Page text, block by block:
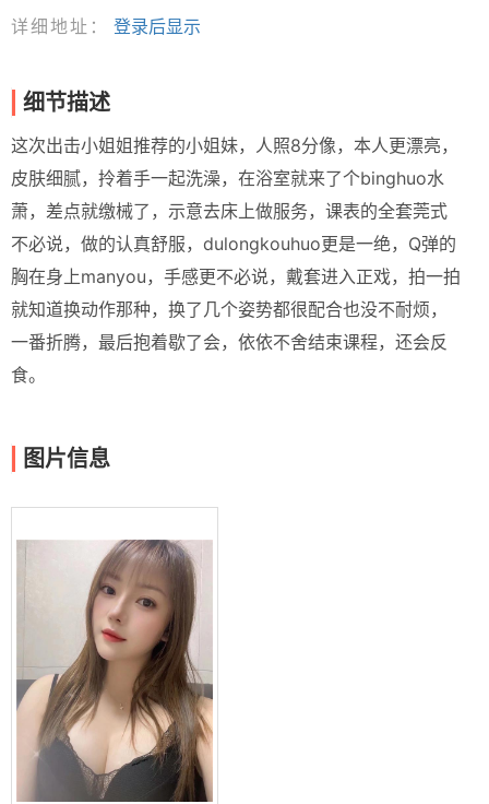
详细地址：
登录后显示
细节描述
这次出击小姐姐推荐的小姐妹，人照8分像，本人更漂亮，
皮肤细腻，拎着手一起洗澡，在浴室就来了个binghuo水
萧，差点就缴械了，示意去床上做服务，课表的全套莞式
不必说，做的认真舒服，dulongkouhuo更是一绝，Q弹的
胸在身上manyou，手感更不必说，戴套进入正戏，拍一拍
就知道换动作那种，换了几个姿势都很配合也没不耐烦，
一番折腾，最后抱着歇了会，依依不舍结束课程，还会反
食。
图片信息